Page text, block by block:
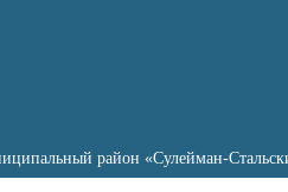
район «Сулейман-